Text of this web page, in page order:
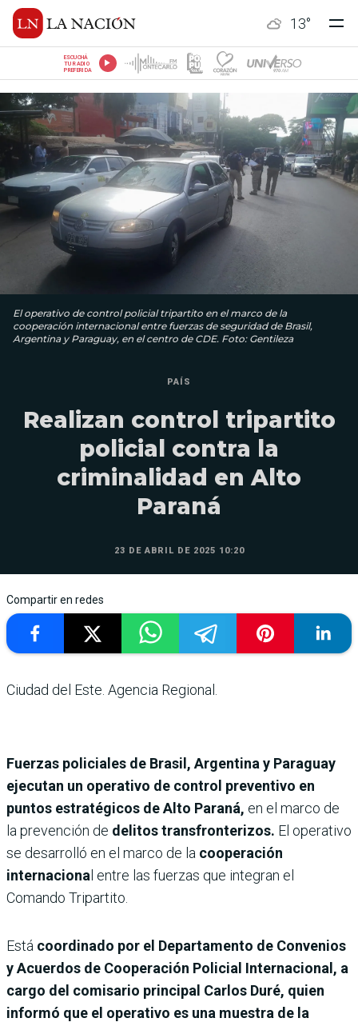
13°
ESCUCHÁ
TU RADIO
PREFERIDA
El operativo de control policial tripartito en el marco de la
cooperación internacional entre fuerzas de seguridad de Brasil,
Argentina y Paraguay, en el centro de CDE. Foto: Gentileza
PAÍS
Realizan control tripartito
policial contra la
criminalidad en Alto
Paraná
23 DE ABRIL DE 2025 10:20
Compartir en redes
Ciudad del Este. Agencia Regional.
Fuerzas policiales de Brasil, Argentina y Paraguay
ejecutan un operativo de control preventivo en
puntos estratégicos de Alto Paraná, en el marco de
la prevención de delitos transfronterizos. El operativo
se desarrolló en el marco de la cooperación
internaciona l entre las fuerzas que integran el
Comando Tripartito.
Está coordinado por el Departamento de Convenios
y Acuerdos de Cooperación Policial Internacional, a
cargo del comisario principal Carlos Duré, quien
informó que el operativo es una muestra de la